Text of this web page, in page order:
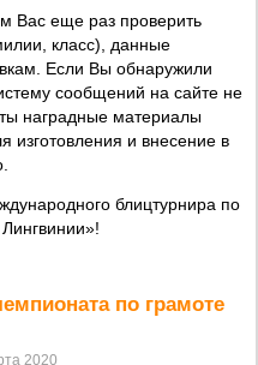
Вас еще раз проверить
класс), данные
Если Вы обнаружили
сообщений на сайте не
наградные материалы
изготовления и внесение в
блицтурнира по
по грамоте
2020